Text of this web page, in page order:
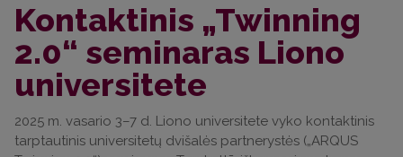
Kontaktinis „Twinning
2.0“ seminaras Liono
universitete
2025 m. vasario 3–7 d. Liono universitete vyko kontaktinis
tarptautinis universitetų dvišalės partnerystės („ARQUS